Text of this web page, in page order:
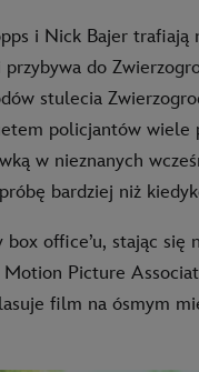
i Nick Bajer
do
stulecia
policjantów wiele
w nieznanych
bardziej niż
box office’u, stając się
Picture
film na ósmym